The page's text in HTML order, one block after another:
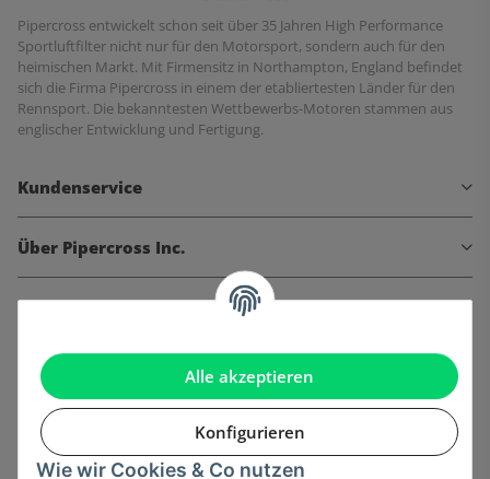
Alle akzeptieren
Konfigurieren
Wie wir Cookies & Co nutzen
Pipercross entwickelt schon seit über 35 Jahren High Performance
Sportluftfilter nicht nur für den Motorsport, sondern auch für den
heimischen Markt. Mit Firmensitz in Northampton, England befindet
sich die Firma Pipercross in einem der etabliertesten Länder für den
Rennsport. Die bekanntesten Wettbewerbs-Motoren stammen aus
englischer Entwicklung und Fertigung.
Kundenservice
Über Pipercross Inc.
Informationen
Gesetzliche Informationen